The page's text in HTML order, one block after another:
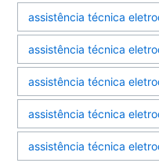
assistência técnica
assistência técnica
assistência técnica
assistência técnica
assistência técnica